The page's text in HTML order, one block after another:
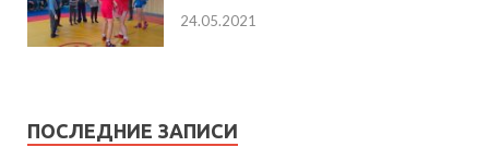
24.05.2021
ПОСЛЕДНИЕ ЗАПИСИ